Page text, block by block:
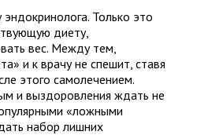
Только это
диету,
вес. Между тем,
и к врачу не спешит, ставя
этого самолечением.
и выздоровления ждать не
«ложными
набор лишних